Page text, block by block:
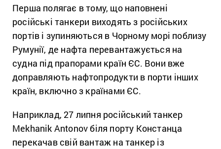
Перша полягає в тому, що наповнені
російські танкери виходять з російських
портів і зупиняються в Чорному морі поблизу
Румунії, де нафта перевантажується на
судна під прапорами країн ЄС. Вони вже
доправляють нафтопродукти в порти інших
країн, включно з країнами ЄС.
Наприклад, 27 липня російський танкер
Mekhanik Antonov біля порту Констанца
перекачав свій вантаж на танкер із